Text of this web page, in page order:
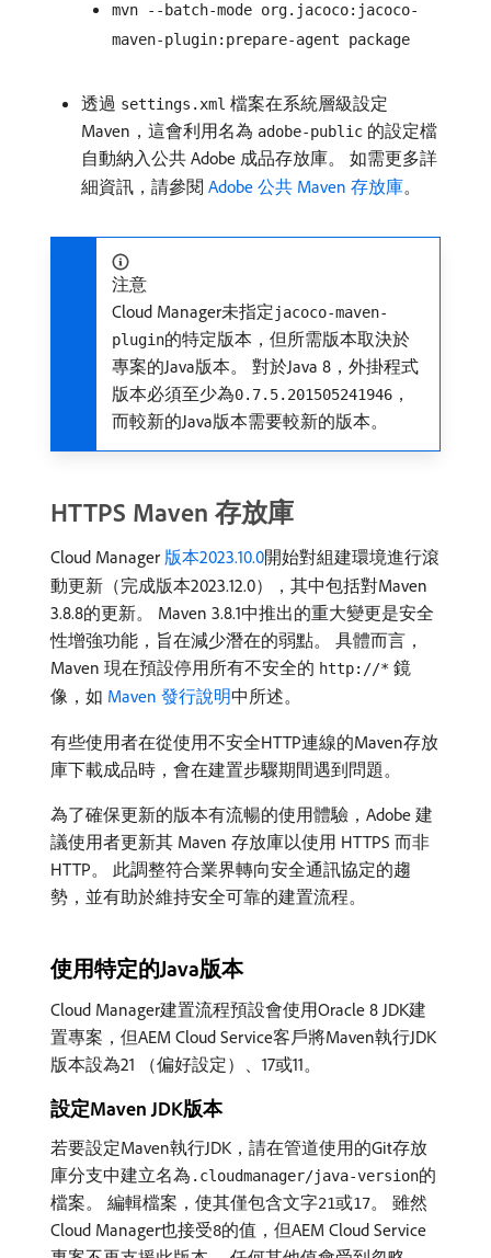
mvn --batch-mode org.jacoco:jacoco-
maven-plugin:prepare-agent package
透過 settings.xml 檔案在系統層級設定
Maven，這會利用名為 adobe-public 的設定檔
自動納入公共 Adobe 成品存放庫。 如需更多詳
細資訊，請參閱 Adobe 公共 Maven 存放庫。
注意
Cloud Manager未指定jacoco-maven-
plugin的特定版本，但所需版本取決於
專案的Java版本。 對於Java 8，外掛程式
版本必須至少為0.7.5.201505241946 ，
而較新的Java版本需要較新的版本。
HTTPS Maven 存放庫
Cloud Manager 版本2023.10.0開始對組建環境進行滾
動更新（完成版本2023.12.0），其中包括對Maven
3.8.8的更新。 Maven 3.8.1中推出的重大變更是安全
性增強功能，旨在減少潛在的弱點。 具體而言，
Maven 現在預設停用所有不安全的 http://* 鏡
像，如 Maven 發行說明中所述。
有些使用者在從使用不安全HTTP連線的Maven存放
庫下載成品時，會在建置步驟期間遇到問題。
為了確保更新的版本有流暢的使用體驗，Adobe 建
議使用者更新其 Maven 存放庫以使用 HTTPS 而非
HTTP。 此調整符合業界轉向安全通訊協定的趨
勢，並有助於維持安全可靠的建置流程。
使用特定的Java版本
Cloud Manager建置流程預設會使用Oracle 8 JDK建
置專案，但AEM Cloud Service客戶將Maven執行JDK
版本設為21 （偏好設定）、17或11。
設定Maven JDK版本
若要設定Maven執行JDK，請在管道使用的Git存放
庫分支中建立名為 .cloudmanager/java-version的
檔案。 編輯檔案，使其僅包含文字21或17。 雖然
Cloud Manager也接受8的值，但AEM Cloud Service